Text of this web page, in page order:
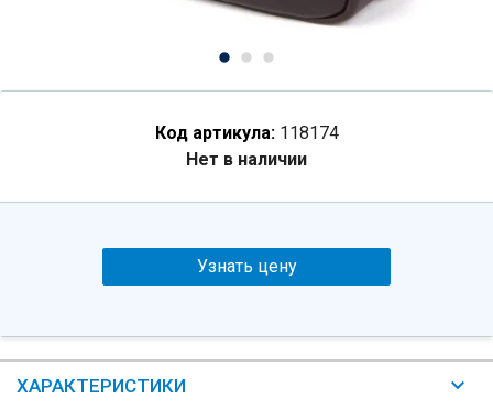
Код артикула: 118174
Нет в наличии
Узнать цену
ХАРАКТЕРИСТИКИ